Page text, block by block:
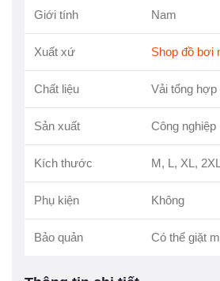
Giới tính Nam
Xuất xứ Shop đồ bơi
Chất liệu Vải tổng hợp
Sản xuất Công nghiệp
Kích thước M, L, XL,
Phụ kiện Không
Bảo quản Có thể giặt